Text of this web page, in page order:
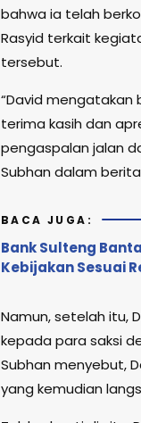
bahwa ia telah
Rasyid terkait
tersebut.
“David mengatakan
terima kasih dan
pengaspalan jalan
Subhan dalam
BACA JUGA:
Bank Sulteng
Kebijakan Sesuai
Namun, setelah itu,
kepada para saksi
Subhan menyebut,
yang kemudian